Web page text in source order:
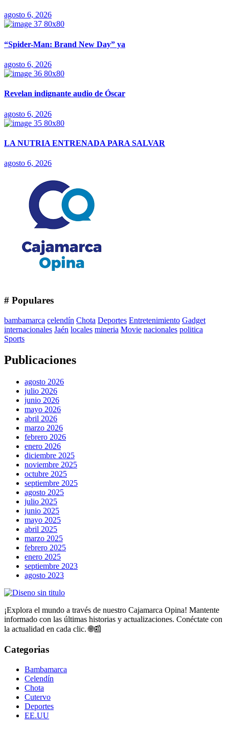
agosto 6, 2026
“Spider-Man: Brand New Day” ya
agosto 6, 2026
Revelan indignante audio de Óscar
agosto 6, 2026
LA NUTRIA ENTRENADA PARA SALVAR
agosto 6, 2026
# Populares
bambamarca celendín Chota Deportes Entretenimiento Gadget
internacionales Jaén locales mineria Movie nacionales politica
Sports
Publicaciones
agosto 2026
julio 2026
junio 2026
mayo 2026
abril 2026
marzo 2026
febrero 2026
enero 2026
diciembre 2025
noviembre 2025
octubre 2025
septiembre 2025
agosto 2025
julio 2025
junio 2025
mayo 2025
abril 2025
marzo 2025
febrero 2025
enero 2025
septiembre 2023
agosto 2023
¡Explora el mundo a través de nuestro Cajamarca Opina! Mantente
informado con las últimas historias y actualizaciones. Conéctate con
la actualidad en cada clic. 🌐📰
Categorias
Bambamarca
Celendín
Chota
Cutervo
Deportes
EE.UU